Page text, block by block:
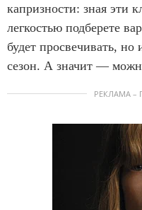
капризности: зная эти
легкостью подберете
будет просвечивать,
сезон. А значит —
РЕКЛАМА –